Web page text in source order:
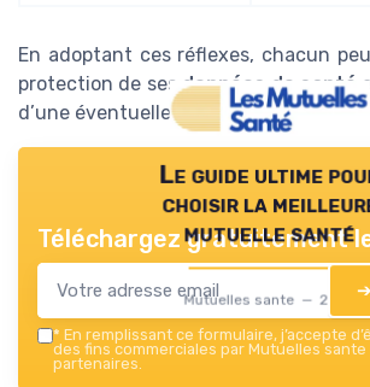
En adoptant ces réflexes, chacun
protection de sesdonnées de santé
d’une éventuelle cyberattaquesur
Le guide ultime
choisir la
mutuelle santé
Mutuelles sante — 2026
Téléchargez gratuitement
* En remplissant ce formulaire, j’accepte
des fins commerciales par Mutuelles sante
partenaires.